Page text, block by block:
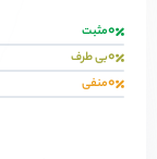
0مثبت
0بی طرف
0منفی